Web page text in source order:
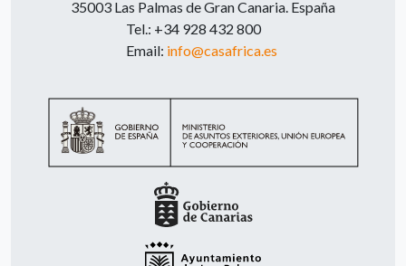
35003 Las Palmas de Gran Canaria. España
Tel.: +34 928 432 800
Email: info@casafrica.es